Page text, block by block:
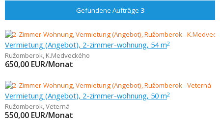
Gefundene Aufträge 3
Vermietung (Angebot), 2-zimmer-wohnung, 54 m2
Ružomberok, K.Medveckého
650,00 EUR/Monat
Vermietung (Angebot), 2-zimmer-wohnung, 50 m2
Ružomberok,Veterná
550,00 EUR/Monat